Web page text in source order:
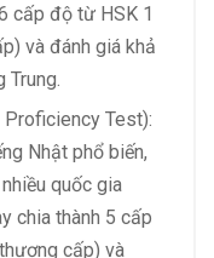
cấp độ từ HSK 1
và đánh giá khả
Test):
Nhật phổ biến,
quốc gia
chia thành 5 cấp
cấp) và